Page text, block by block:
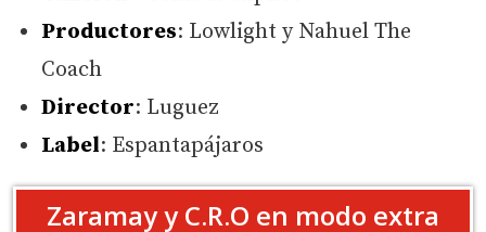
Productores: Lowlight y Nahuel The
Coach
Director: Luguez
Label: Espantapájaros
Zaramay y C.R.O en modo extra